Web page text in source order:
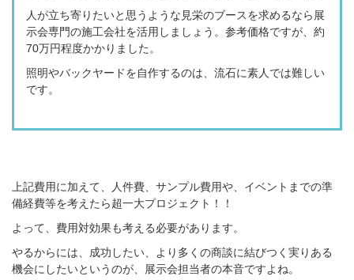
人が立ち寄りたいと思うような見栄のブースを求めるなら展
示会専門の施工会社を活用しましょう。参考価格ですが、約
70万円程度かかりました。
照明やバックヤードを自作するのは、流石に素人では難しい
です。
上記費用に加えて、人件費、サンプル費用や、イベントまでの準
備経費等を考えたら超一大プロジェクト！！
よって、費用対効果も考える必要があります。
やるからには、成功したい、より多くの商談に結びつく実りある
機会にしたいというのが、展示会担当者の本音ですよね。